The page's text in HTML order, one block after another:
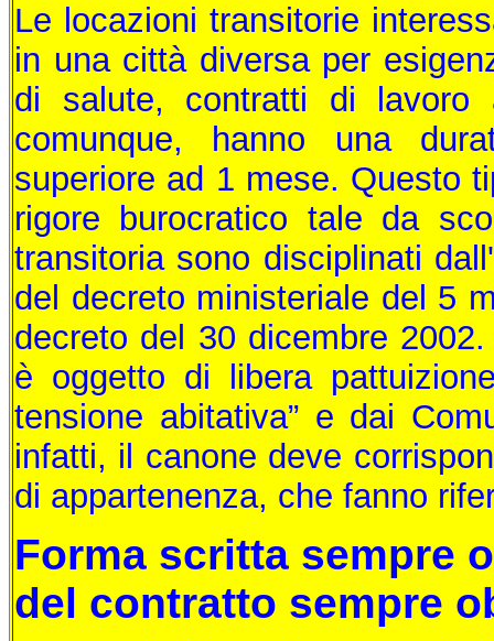
Le locazioni transitorie
in una città diversa per
di salute, contratti di
comunque, hanno una
superiore ad 1 mese. Questo
rigore burocratico tale da
transitoria sono disciplinati
del decreto ministeriale del 5
decreto del 30 dicembre
è oggetto di libera
tensione abitativa” e dai
infatti, il canone deve
di appartenenza, che fanno
Forma scritta sempre
del contratto sempre